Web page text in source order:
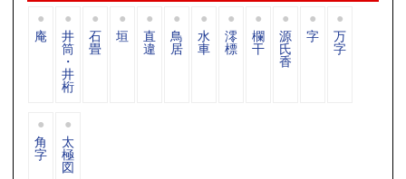
庵 井
筒
・
井
桁
石
畳
垣 直
違
鳥
居
水
車
澪
標
欄
干
源
氏
香
字 万
字
角
字
太
極
図